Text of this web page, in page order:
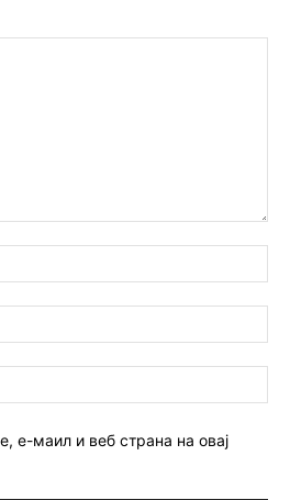
е-маил и веб страна на овај